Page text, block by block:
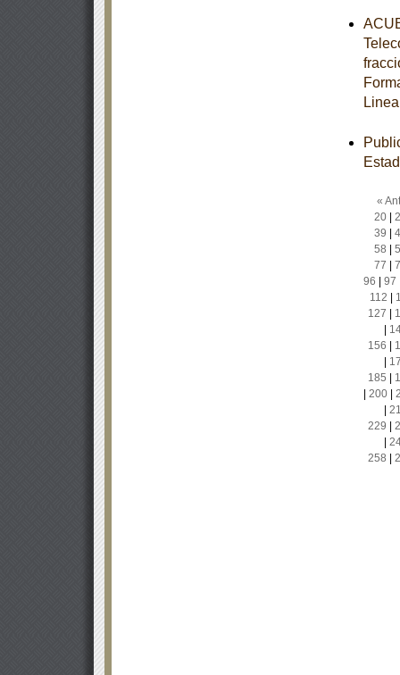
«
20|
39
58
77
96
97
112
127
156
185
200|
229
258